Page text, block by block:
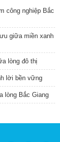
công nghiệp Bắc
giữa miền xanh
lòng đô thị
lời bền vững
lòng Bắc Giang